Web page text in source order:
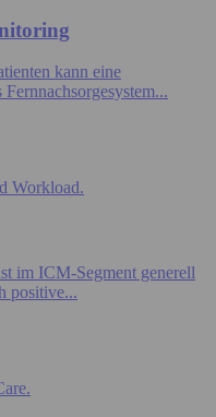
kann eine
Workload.
im ICM-Segment generell
positive...